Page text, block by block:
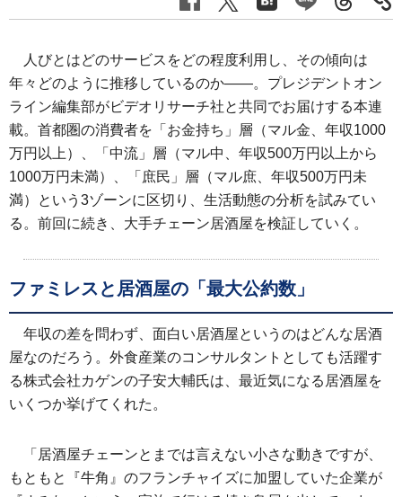
人びとはどのサービスをどの程度利用し、その傾向は
年々どのように推移しているのか――。プレジデントオン
ライン編集部がビデオリサーチ社と共同でお届けする本連
載。首都圏の消費者を「お金持ち」層（マル金、年収1000
万円以上）、「中流」層（マル中、年収500万円以上から
1000万円未満）、「庶民」層（マル庶、年収500万円未
満）という3ゾーンに区切り、生活動態の分析を試みてい
る。前回に続き、大手チェーン居酒屋を検証していく。
ファミレスと居酒屋の「最大公約数」
年収の差を問わず、面白い居酒屋というのはどんな居酒
屋なのだろう。外食産業のコンサルタントとしても活躍す
る株式会社カゲンの子安大輔氏は、最近気になる居酒屋を
いくつか挙げてくれた。
「居酒屋チェーンとまでは言えない小さな動きですが、
もともと『牛角』のフランチャイズに加盟していた企業が